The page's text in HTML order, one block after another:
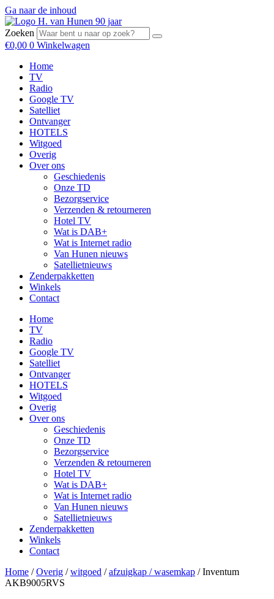
Ga naar de inhoud
Zoeken
€0,00 0 Winkelwagen
Home
TV
Radio
Google TV
Satelliet
Ontvanger
HOTELS
Witgoed
Overig
Over ons
Geschiedenis
Onze TD
Bezorgservice
Verzenden & retourneren
Hotel TV
Wat is DAB+
Wat is Internet radio
Van Hunen nieuws
Satellietnieuws
Zenderpakketten
Winkels
Contact
Home
TV
Radio
Google TV
Satelliet
Ontvanger
HOTELS
Witgoed
Overig
Over ons
Geschiedenis
Onze TD
Bezorgservice
Verzenden & retourneren
Hotel TV
Wat is DAB+
Wat is Internet radio
Van Hunen nieuws
Satellietnieuws
Zenderpakketten
Winkels
Contact
Home /Overig /witgoed /afzuigkap / wasemkap / Inventum
AKB9005RVS